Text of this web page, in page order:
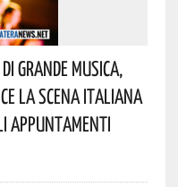
Grande Musica,
La Scena Italiana
Appuntamenti